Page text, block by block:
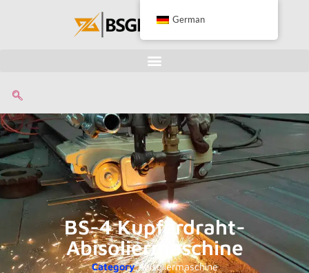
BS-4 Kupferdraht-
Abisoliermaschine
Category Abisoliermaschine
German